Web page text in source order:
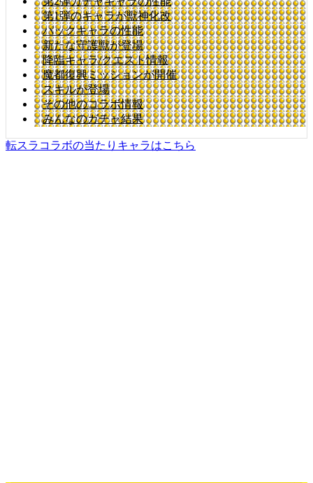
第1弾のキャラが獣神化改
パックキャラの性能
新たな守護獣が登場
降臨キャラ/クエスト情報
魔都復興ミッションが開催
スキルが登場
その他のコラボ情報
みんなのガチャ結果
転スラコラボの当たりキャラはこちら